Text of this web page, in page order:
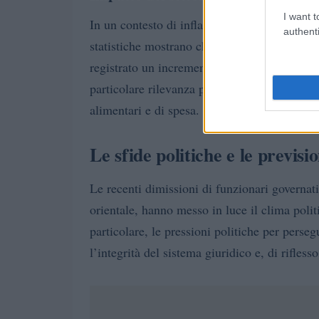
I want
In un contesto di inflazione, il settore
statistiche mostrano che il
registrato un incremento, evidenziando la
particolare rilevanza per le famiglie
alimentari e di spesa.
Le sfide politiche e le
Le recenti dimissioni di funzionari
orientale, hanno messo in luce il clima
particolare, le pressioni politiche per
l’integrità del sistema giuridico e, di